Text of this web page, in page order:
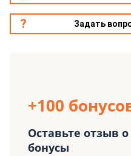
Задать
+100
Оставьте отзыв
бонусы